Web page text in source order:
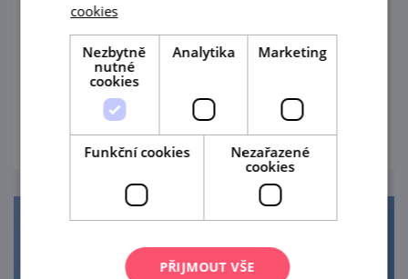
Každý letní víkend bude v Bořeticích
prohlédnout
cookies
Nezbytně
nutné
cookies
Analytika Marketing
Funkční cookies
Nezařazené
cookies
PŘIJMOUT VŠE